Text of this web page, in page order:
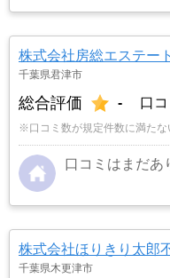
株式会社房総エステート
千葉県君津市
総合評価 - 口コ
※口コミ数が規定件数に満たな
口コミはまだあ
株式会社ほりきり太郎
千葉県木更津市